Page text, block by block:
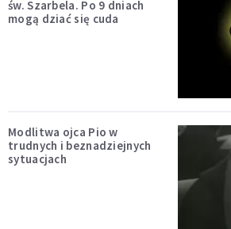
św. Szarbela. Po 9 dniach
mogą dziać się cuda
Modlitwa ojca Pio w
trudnych i beznadziejnych
sytuacjach